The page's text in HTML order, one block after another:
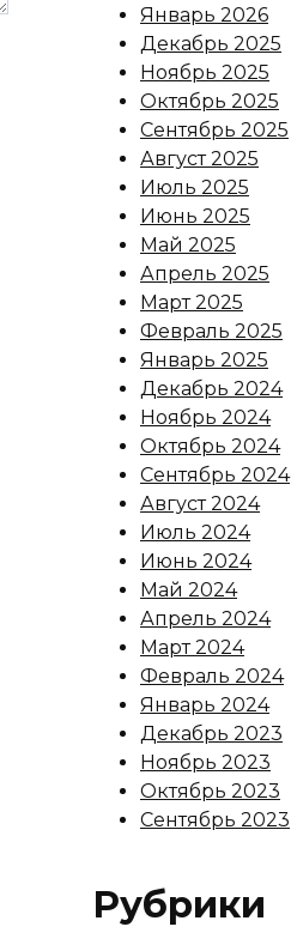
Январь 2026
Декабрь 2025
Ноябрь 2025
Октябрь 2025
Сентябрь 2025
Август 2025
Июль 2025
Июнь 2025
Май 2025
Апрель 2025
Март 2025
Февраль 2025
Январь 2025
Декабрь 2024
Ноябрь 2024
Октябрь 2024
Сентябрь 2024
Август 2024
Июль 2024
Июнь 2024
Май 2024
Апрель 2024
Март 2024
Февраль 2024
Январь 2024
Декабрь 2023
Ноябрь 2023
Октябрь 2023
Сентябрь 2023
Рубрики